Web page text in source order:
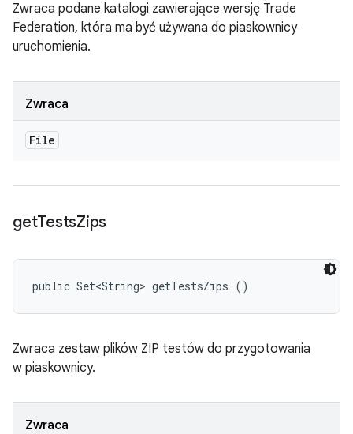
Zwraca podane katalogi zawierające wersję Trade
Federation, która ma być używana do piaskownicy
uruchomienia.
Zwraca
File
getTestsZips
public Set<String> getTestsZips ()
Zwraca zestaw plików ZIP testów do przygotowania
w piaskownicy.
Zwraca